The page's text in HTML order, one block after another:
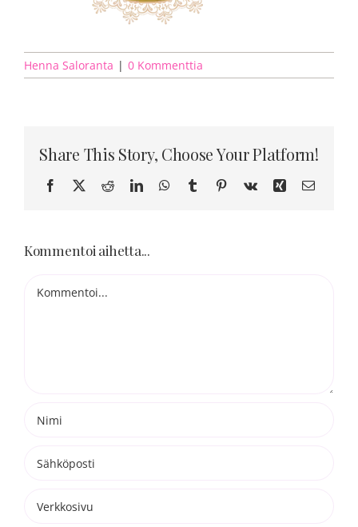
Kortit
Henna Saloranta | 0 Kommenttia
Share This Story, Choose Your Platform!
Facebook
X RedditLinkedInWhatsApp
TumblrPinterest
Vk Xing
Kommentoi aihetta...